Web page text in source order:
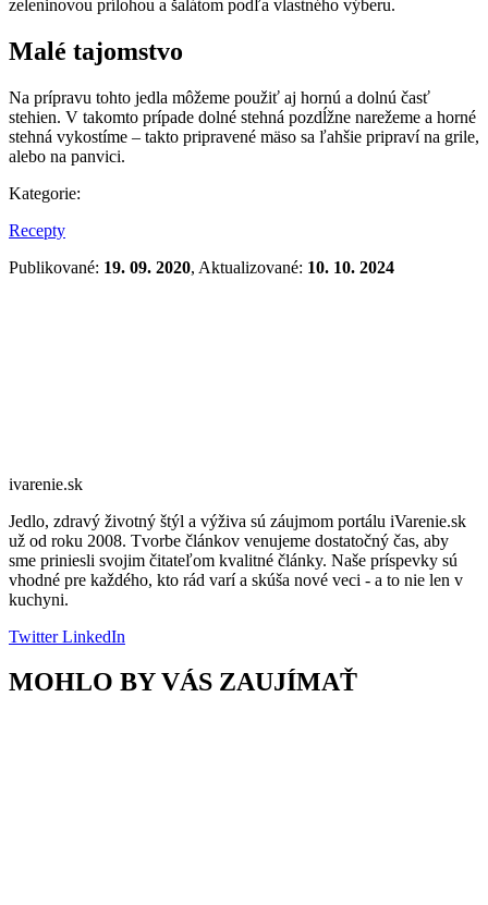
zeleninovou prílohou a šalátom podľa vlastného výberu.
Malé tajomstvo
Na prípravu tohto jedla môžeme použiť aj hornú a dolnú časť
stehien. V takomto prípade dolné stehná pozdĺžne narežeme a horné
stehná vykostíme – takto pripravené mäso sa ľahšie pripraví na grile,
alebo na panvici.
Kategorie:
Recepty
Publikované: 19. 09. 2020, Aktualizované: 10. 10. 2024
ivarenie.sk
Jedlo, zdravý životný štýl a výživa sú záujmom portálu iVarenie.sk
už od roku 2008. Tvorbe článkov venujeme dostatočný čas, aby
sme priniesli svojim čitateľom kvalitné články. Naše príspevky sú
vhodné pre každého, kto rád varí a skúša nové veci - a to nie len v
kuchyni.
TwitterLinkedIn
MOHLO BY VÁS ZAUJÍMAŤ